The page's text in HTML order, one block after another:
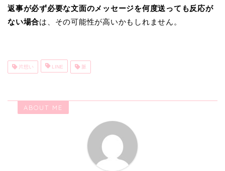
返事が必ず必要な文面のメッセージを何度送っても反応が
ない場合は、その可能性が高いかもしれません。
片想い LINE 脈
ABOUT ME